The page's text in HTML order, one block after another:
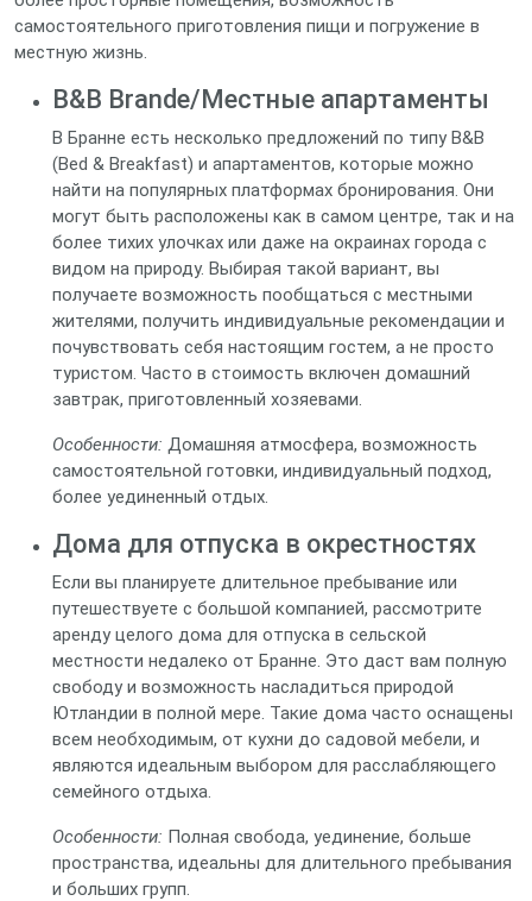
самостоятельного приготовления пищи и погружение в
местную жизнь.
B&B Brande/Местные апартаменты
В Бранне есть несколько предложений по типу B&B
(Bed & Breakfast) и апартаментов, которые можно
найти на популярных платформах бронирования. Они
могут быть расположены как в самом центре, так и на
более тихих улочках или даже на окраинах города с
видом на природу. Выбирая такой вариант, вы
получаете возможность пообщаться с местными
жителями, получить индивидуальные рекомендации и
почувствовать себя настоящим гостем, а не просто
туристом. Часто в стоимость включен домашний
завтрак, приготовленный хозяевами.
Особенности: Домашняя атмосфера, возможность
самостоятельной готовки, индивидуальный подход,
более уединенный отдых.
Дома для отпуска в окрестностях
Если вы планируете длительное пребывание или
путешествуете с большой компанией, рассмотрите
аренду целого дома для отпуска в сельской
местности недалеко от Бранне. Это даст вам полную
свободу и возможность насладиться природой
Ютландии в полной мере. Такие дома часто оснащены
всем необходимым, от кухни до садовой мебели, и
являются идеальным выбором для расслабляющего
семейного отдыха.
Особенности: Полная свобода, уединение, больше
пространства, идеальны для длительного пребывания
и больших групп.